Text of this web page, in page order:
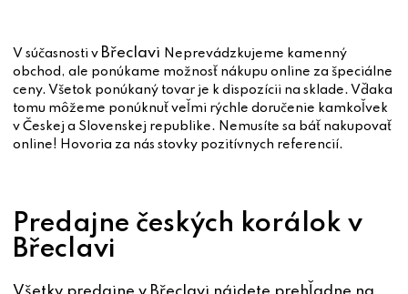
V súčasnosti v Břeclavi Neprevádzkujeme kamenný
obchod, ale ponúkame možnosť nákupu online za špeciálne
ceny. Všetok ponúkaný tovar je k dispozícii na sklade. Vďaka
tomu môžeme ponúknuť veľmi rýchle doručenie kamkoľvek
v Českej a Slovenskej republike. Nemusíte sa báť nakupovať
online! Hovoria za nás stovky pozitívnych referencií.
Predajne českých korálok v
Břeclavi